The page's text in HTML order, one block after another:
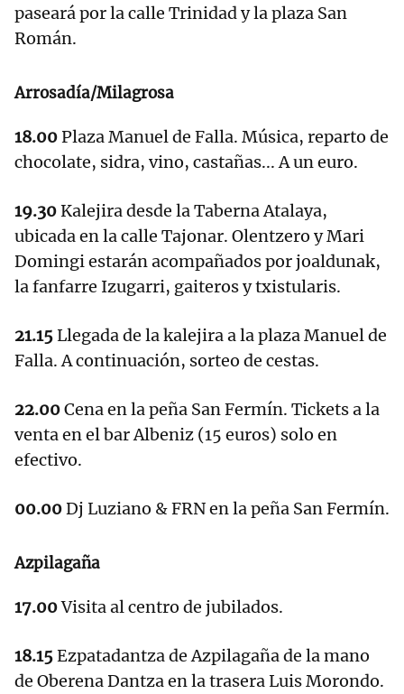
paseará por la calle Trinidad y la plaza San
Román.
Arrosadía/Milagrosa
18.00Plaza Manuel de Falla. Música, reparto de
chocolate, sidra, vino, castañas... A un euro.
19.30Kalejira desde la Taberna Atalaya,
ubicada en la calle Tajonar. Olentzero y Mari
Domingi estarán acompañados por joaldunak,
la fanfarre Izugarri, gaiteros y txistularis.
21.15Llegada de la kalejira a la plaza Manuel de
Falla. A continuación, sorteo de cestas.
22.00Cena en la peña San Fermín. Tickets a la
venta en el bar Albeniz (15 euros) solo en
efectivo.
00.00Dj Luziano & FRN en la peña San Fermín.
Azpilagaña
17.00Visita al centro de jubilados.
18.15Ezpatadantza de Azpilagaña de la mano
de Oberena Dantza en la trasera Luis Morondo.